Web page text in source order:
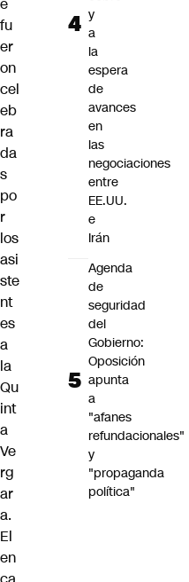
fu
er
on
cel
eb
ra
da
s
po
r
los
asi
ste
nt
es
a
la
Qu
int
a
Ve
rg
ar
a.
El
en
y
a
la
espera
de
avances
en
las
negociaciones
entre
EE.UU.
e
Irán
Agenda
de
seguridad
del
Gobierno:
Oposición
apunta
a
"afanes
refundacionales"
y
"propaganda
política"